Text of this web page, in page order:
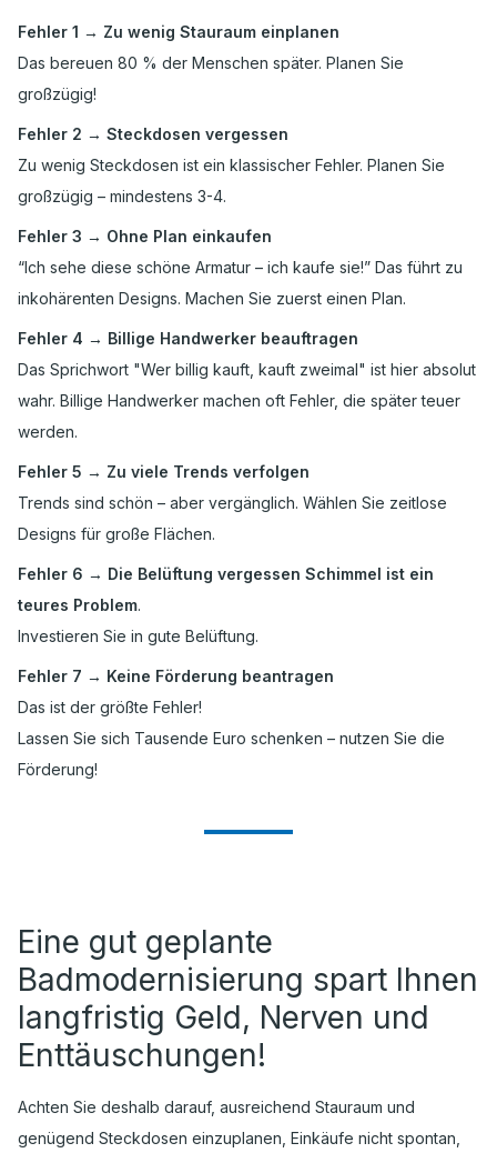
Fehler 1 → Zu wenig Stauraum einplanen
Das bereuen 80 % der Menschen später. Planen Sie
großzügig!
Fehler 2 → Steckdosen vergessen
Zu wenig Steckdosen ist ein klassischer Fehler. Planen Sie
großzügig – mindestens 3-4.
Fehler 3 → Ohne Plan einkaufen
“Ich sehe diese schöne Armatur – ich kaufe sie!” Das führt zu
inkohärenten Designs. Machen Sie zuerst einen Plan.
Fehler 4 → Billige Handwerker beauftragen
Das Sprichwort "Wer billig kauft, kauft zweimal" ist hier absolut
wahr. Billige Handwerker machen oft Fehler, die später teuer
werden.
Fehler 5 → Zu viele Trends verfolgen
Trends sind schön – aber vergänglich. Wählen Sie zeitlose
Designs für große Flächen.
Fehler 6 → Die Belüftung vergessen Schimmel ist ein
teures Problem.
Investieren Sie in gute Belüftung.
Fehler 7 → Keine Förderung beantragen
Das ist der größte Fehler!
Lassen Sie sich Tausende Euro schenken – nutzen Sie die
Förderung!
Eine gut geplante
Badmodernisierung spart Ihnen
langfristig Geld, Nerven und
Enttäuschungen!
Achten Sie deshalb darauf, ausreichend Stauraum und
genügend Steckdosen einzuplanen, Einkäufe nicht spontan,